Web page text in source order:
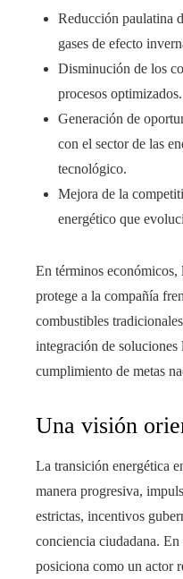
Reducción paulatina
gases de efecto
Disminución de los
procesos optimizados.
Generación de
con el sector de las
tecnológico.
Mejora de la
energético que
En términos
protege a la compañía
combustibles
integración de soluciones
cumplimiento de metas
Una visión
La transición energética
manera progresiva,
estrictas, incentivos
conciencia ciudadana. En
posiciona como un actor